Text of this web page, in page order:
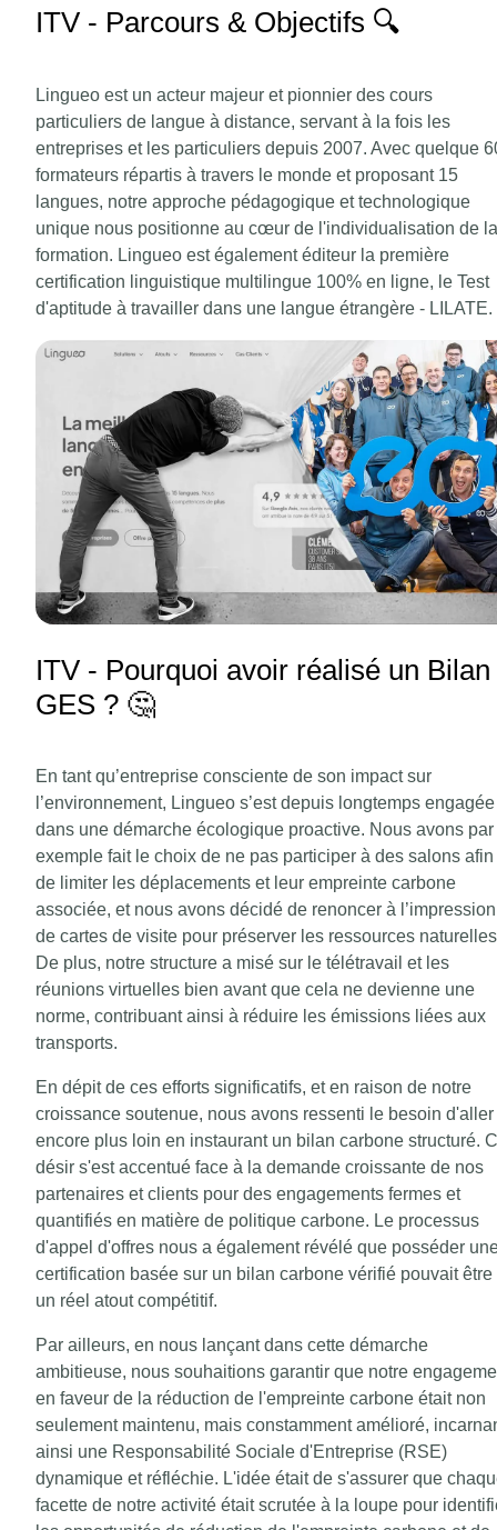
ITV - Parcours & Objectifs 🔍
Lingueo est un acteur majeur et pionnier des cours
particuliers de langue à distance, servant à la fois les
entreprises et les particuliers depuis 2007. Avec quelque
formateurs répartis à travers le monde et proposant 15
langues, notre approche pédagogique et technologique
unique nous positionne au cœur de l'individualisation de la
formation. Lingueo est également éditeur la première
certification linguistique multilingue 100% en ligne, le Test
d'aptitude à travailler dans une langue étrangère - LILATE.
ITV - Pourquoi avoir réalisé un Bilan
GES ? 🤔
En tant qu’entreprise consciente de son impact sur
l’environnement, Lingueo s’est depuis longtemps engagée
dans une démarche écologique proactive. Nous avons par
exemple fait le choix de ne pas participer à des salons afin
de limiter les déplacements et leur empreinte carbone
associée, et nous avons décidé de renoncer à l’impression
de cartes de visite pour préserver les ressources
De plus, notre structure a misé sur le télétravail et les
réunions virtuelles bien avant que cela ne devienne une
norme, contribuant ainsi à réduire les émissions liées aux
transports.
En dépit de ces efforts significatifs, et en raison de notre
croissance soutenue, nous avons ressenti le besoin d'aller
encore plus loin en instaurant un bilan carbone structuré.
désir s'est accentué face à la demande croissante de nos
partenaires et clients pour des engagements fermes et
quantifiés en matière de politique carbone. Le processus
d'appel d'offres nous a également révélé que posséder
certification basée sur un bilan carbone vérifié pouvait être
un réel atout compétitif.
Par ailleurs, en nous lançant dans cette démarche
ambitieuse, nous souhaitions garantir que notre
en faveur de la réduction de l'empreinte carbone était non
seulement maintenu, mais constamment amélioré,
ainsi une Responsabilité Sociale d'Entreprise (RSE)
dynamique et réfléchie. L'idée était de s'assurer que
facette de notre activité était scrutée à la loupe pour